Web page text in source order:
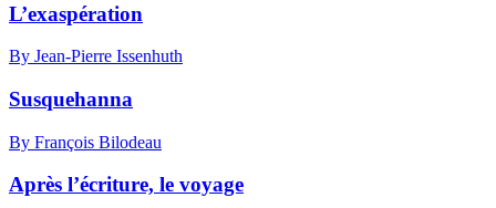
L’exaspération
By Jean-Pierre Issenhuth
Susquehanna
By François Bilodeau
Après l’écriture, le voyage